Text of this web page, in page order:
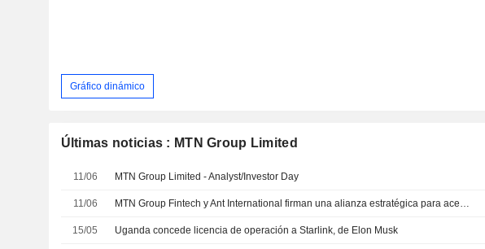
Gráfico dinámico
Últimas noticias : MTN Group Limited
11/06 MTN Group Limited - Analyst/Investor Day
11/06 MTN Group Fintech y Ant International firman una alianza estratégica para acelerar la transformación del ecosistema de dinero móvil
15/05 Uganda concede licencia de operación a Starlink, de Elon Musk